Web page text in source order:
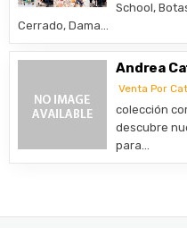
School,
Cerrado, Dama…
Andrea
Venta Por
colección
descubre
para…